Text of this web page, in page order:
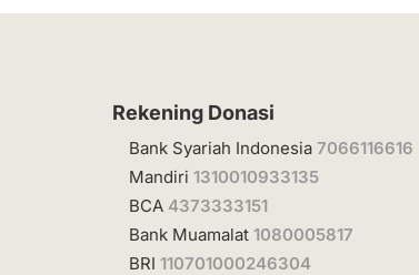
Rekening Donasi
Bank Syariah Indonesia7066116616
Mandiri1310010933135
BCA 4373333151
Bank Muamalat1080005817
BRI110701000246304